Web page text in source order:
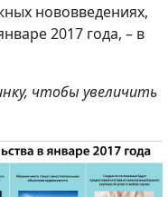
нововведениях,
2017 года, – в
чтобы увеличить